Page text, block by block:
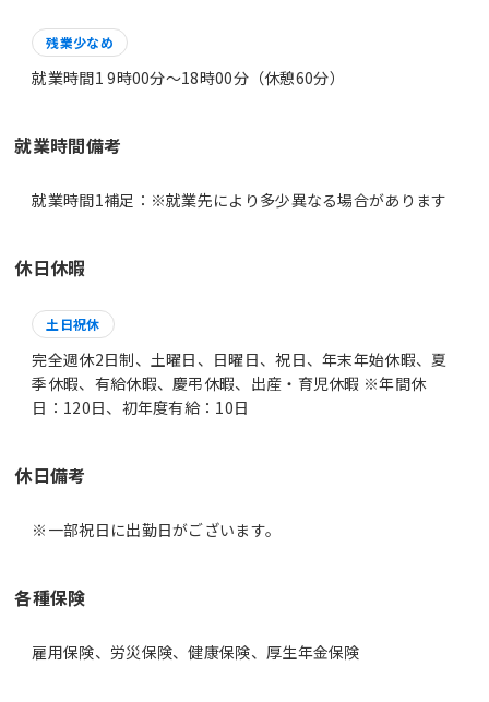
残業少なめ
就業時間1 9時00分〜18時00分（休憩60分）
就業時間備考
休日休暇
土日祝休
完全週休2日制、土曜日、日曜日、祝日、年末年始休暇、夏
季休暇、有給休暇、慶弔休暇、出産・育児休暇 ※年間休
日：120日、初年度有給：10日
休日備考
※一部祝日に出勤日がございます。
各種保険
雇用保険、労災保険、健康保険、厚生年金保険